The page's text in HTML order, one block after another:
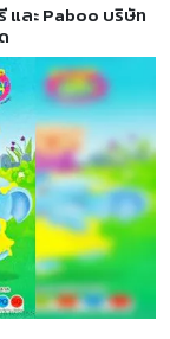
ละ Paboo บริษัท